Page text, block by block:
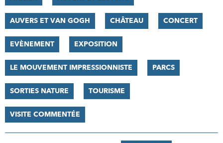
AUVERS ET VAN GOGH CHÂTEAU CONCERT
EVÈNEMENT EXPOSITION
LE MOUVEMENT IMPRESSIONNISTE PARCS
SORTIES NATURE TOURISME
VISITE COMMENTÉE